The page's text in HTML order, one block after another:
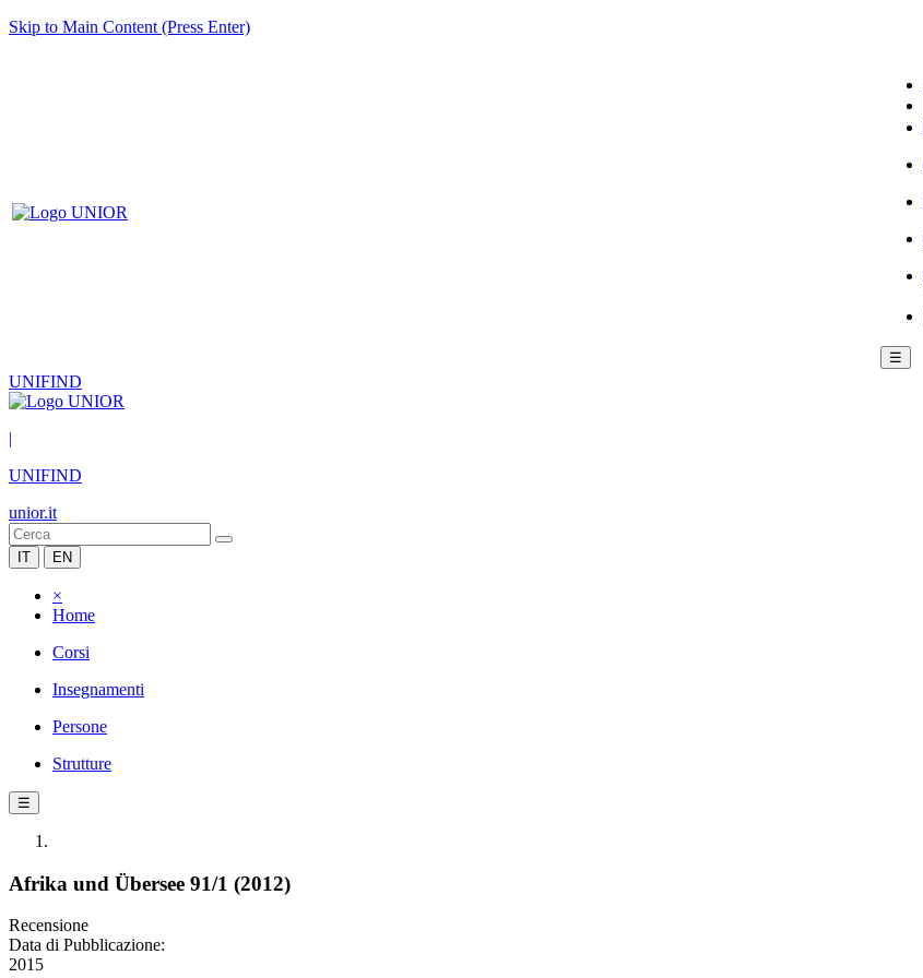
Skip to Main Content (Press Enter)
☰
UNIFIND
|
UNIFIND
unior.it
IT EN
×
Home
Corsi
Insegnamenti
Persone
Strutture
☰
Afrika und Übersee 91/1 (2012)
Recensione
Data di Pubblicazione:
2015